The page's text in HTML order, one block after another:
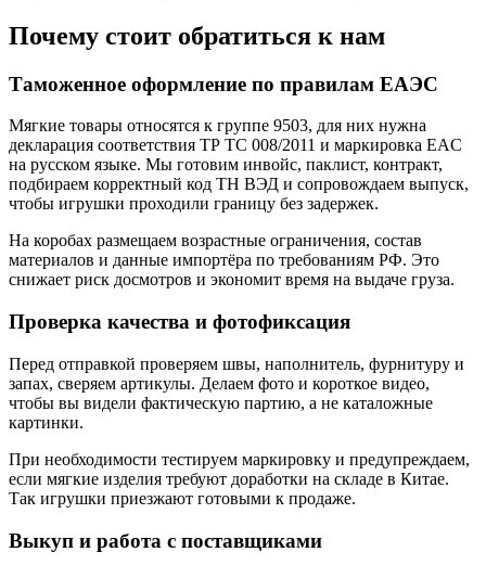
Почему стоит обратиться к нам
Таможенное оформление по правилам ЕАЭС
Мягкие товары относятся к группе 9503, для них нужна
декларация соответствия ТР ТС 008/2011 и маркировка EAC
на русском языке. Мы готовим инвойс, паклист, контракт,
подбираем корректный код ТН ВЭД и сопровождаем выпуск,
чтобы игрушки проходили границу без задержек.
На коробах размещаем возрастные ограничения, состав
материалов и данные импортёра по требованиям РФ. Это
снижает риск досмотров и экономит время на выдаче груза.
Проверка качества и фотофиксация
Перед отправкой проверяем швы, наполнитель, фурнитуру и
запах, сверяем артикулы. Делаем фото и короткое видео,
чтобы вы видели фактическую партию, а не каталожные
картинки.
При необходимости тестируем маркировку и предупреждаем,
если мягкие изделия требуют доработки на складе в Китае.
Так игрушки приезжают готовыми к продаже.
Выкуп и работа с поставщиками